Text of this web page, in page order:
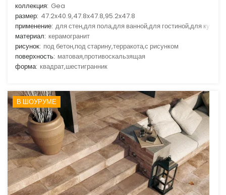
коллекция: Gea
размер: 47.2x40.9,47.8x47.8,95.2x47.8
применение: для стен,для пола,для ванной,для гостиной,для кухни
материал: керамогранит
рисунок: под бетон,под старину,терракота,с рисунком
поверхность: матовая,противоскальзящая
форма: квадрат,шестигранник
В ШОУРУМЕ